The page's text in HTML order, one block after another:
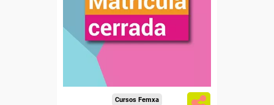
Cursos Femxa